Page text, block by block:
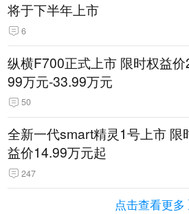
将于下半年上市
6
纵横F700正式上市 限时权益价
99万元-33.99万元
50
全新一代smart精灵1号上市 限
益价14.99万元起
247
点击查看更多